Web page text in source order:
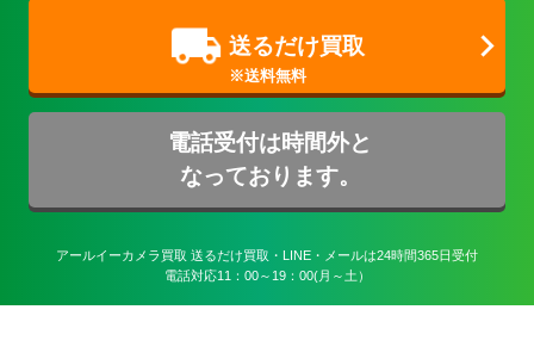
送るだけ買取
電話受付は時間外と
なっております。
アールイーカメラ買取 送るだけ買取・LINE・メールは24時間365日受付
電話対応11：00～19：00(月～土）